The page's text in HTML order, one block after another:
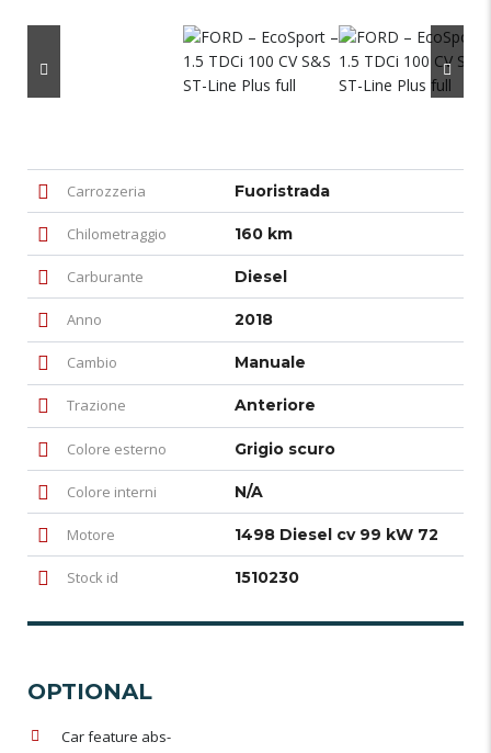
Carrozzeria Fuoristrada
Chilometraggio 160 km
Carburante Diesel
Anno 2018
Cambio Manuale
Trazione Anteriore
Colore esterno Grigio scuro
Colore interni N/A
Motore 1498 Diesel cv 99 kW 72
Stock id 1510230
OPTIONAL
Car feature abs-